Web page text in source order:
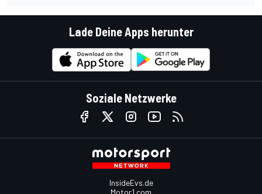
Lade Deine Apps herunter
Soziale Netzwerke
InsideEvs.de
Motor1.com